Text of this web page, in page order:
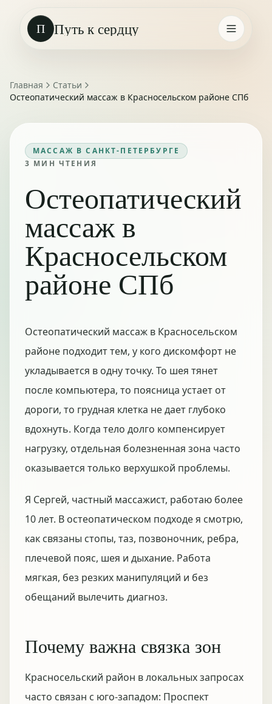
П Путь к сердцу
Главная
Статьи
Остеопатический массаж в Красносельском районе СПб
МАССАЖ В САНКТ-ПЕТЕРБУРГЕ
3 МИН ЧТЕНИЯ
Остеопатический
массаж в
Красносельском
районе СПб
Остеопатический массаж в Красносельском
районе подходит тем, у кого дискомфорт не
укладывается в одну точку. То шея тянет
после компьютера, то поясница устает от
дороги, то грудная клетка не дает глубоко
вдохнуть. Когда тело долго компенсирует
нагрузку, отдельная болезненная зона часто
оказывается только верхушкой проблемы.
Я Сергей, частный массажист, работаю более
10 лет. В остеопатическом подходе я смотрю,
как связаны стопы, таз, позвоночник, ребра,
плечевой пояс, шея и дыхание. Работа
мягкая, без резких манипуляций и без
обещаний вылечить диагноз.
Почему важна связка зон
Красносельский район в локальных запросах
часто связан с юго-западом: Проспект